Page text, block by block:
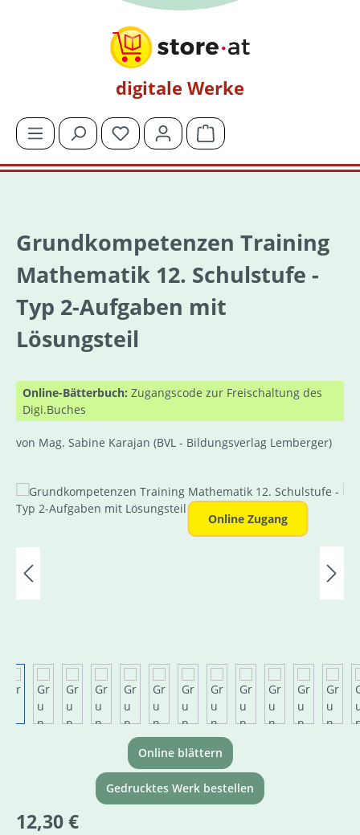
digitale Werke
Du hast 0 Produkte auf dem Merkzettel
Warenkorb enthält 0
Grundkompetenzen Training
Mathematik 12. Schulstufe -
Typ 2-Aufgaben mit
Lösungsteil
Online-Bätterbuch: Zugangscode zur Freischaltung des
Digi.Buches
von Mag. Sabine Karajan (BVL - Bildungsverlag Lemberger)
Bildergalerie überspringen
Online Zugang
Online blättern
Gedrucktes Werk bestellen
Regulärer Preis:
12,30 €